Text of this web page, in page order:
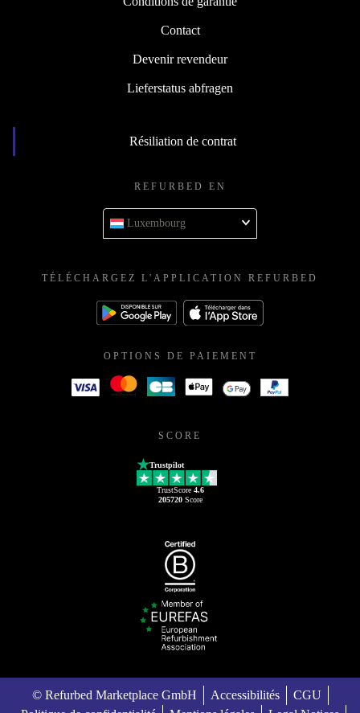
Contact
Devenir revendeur
Lieferstatus abfragen
Résiliation de contrat
REFURBED EN
Luxembourg
TÉLÉCHARGEZ L'APPLICATION REFURBED
OPTIONS DE PAIEMENT
SCORE
Trustpilot
TrustScore 4.6
205720Score
© Refurbed Marketplace GmbH Accessibilités
CGU